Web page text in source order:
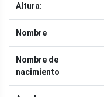
Altura:
Nombre
Nombre de
nacimiento